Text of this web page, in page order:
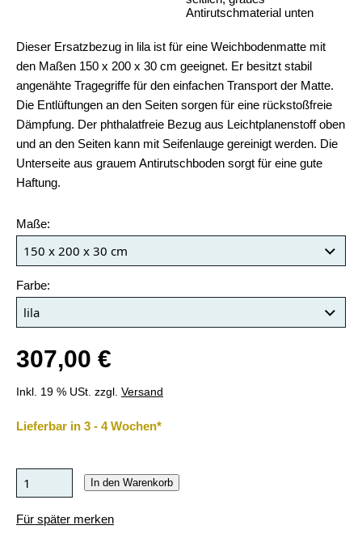
Antirutschmaterial unten
Dieser Ersatzbezug in lila ist für eine Weichbodenmatte mit
den Maßen 150 x 200 x 30 cm geeignet. Er besitzt stabil
angenähte Tragegriffe für den einfachen Transport der Matte.
Die Entlüftungen an den Seiten sorgen für eine rückstoßfreie
Dämpfung. Der phthalatfreie Bezug aus Leichtplanenstoff oben
und an den Seiten kann mit Seifenlauge gereinigt werden. Die
Unterseite aus grauem Antirutschboden sorgt für eine gute
Haftung.
Maße:
Farbe:
307,00 €
Inkl. 19 % USt. zzgl. Versand
Lieferbar in 3 - 4 Wochen*
In den Warenkorb
Für später merken